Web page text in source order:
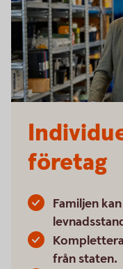
företag
Familjen
från staten.